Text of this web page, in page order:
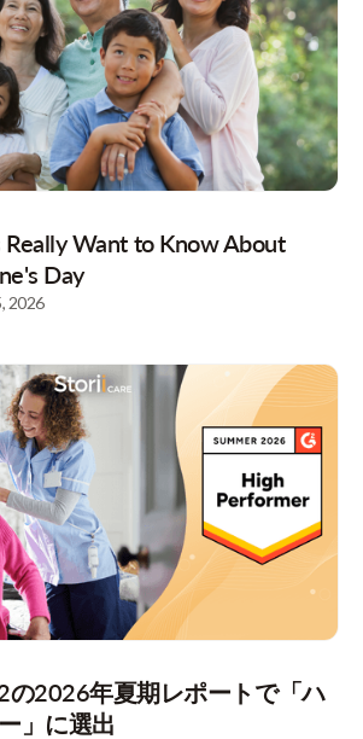
Want to Know About
Day
2026
の2026年夏期レポートで「ハ
」に選出